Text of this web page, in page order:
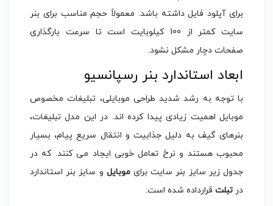
برای آپلود فایل داشته باشد. معمولاً حجم مناسب برای بنر
سایت کمتر از 100 کیلوبایت است تا سرعت بارگذاری
صفحات دچار مشکل نشود.
ابعاد استاندارد بنر رسپانسیو
با توجه به رشد شدید طراحی موبایلی، تبلیغات مخصوص
موبایل اهمیت زیادی پیدا کرده اند. در این مدل تبلیغات،
بنرهای گیف به دلیل جذابیت و انتقال سریع پیام، بسیار
محبوب هستند و نرخ تعامل خوبی ایجاد می کنند. که در
جدول زیر سایز بنر سایت برایموبایل و سایز بنر استاندارد
در تبلت قرارداده شده است: